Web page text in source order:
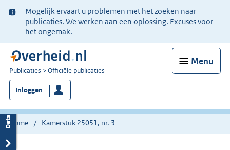
Ter
informatie:
Mogelijk ervaart u problemen met het zoeken naar
publicaties. We werken aan een oplossing. Excuses voor
het ongemak.
Menu
U
bent
nu
hier:
Publicaties Officiële publicaties
Inloggen
Home Kamerstuk 25051, nr. 3